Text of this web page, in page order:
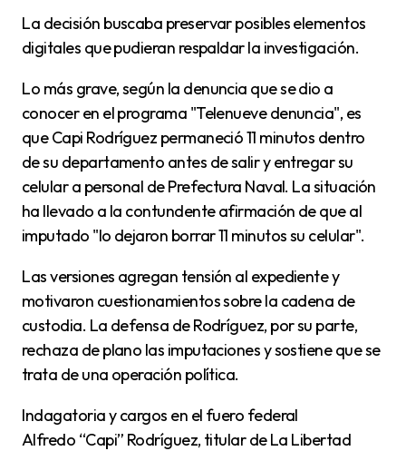
La decisión buscaba preservar posibles elementos
digitales que pudieran respaldar la investigación.
Lo más grave, según la denuncia que se dio a
conocer en el programa "Telenueve denuncia", es
que Capi Rodríguez permaneció 11 minutos dentro
de su departamento antes de salir y entregar su
celular a personal de Prefectura Naval. La situación
ha llevado a la contundente afirmación de que al
imputado "lo dejaron borrar 11 minutos su celular".
Las versiones agregan tensión al expediente y
motivaron cuestionamientos sobre la cadena de
custodia. La defensa de Rodríguez, por su parte,
rechaza de plano las imputaciones y sostiene que se
trata de una operación política.
Indagatoria y cargos en el fuero federal
Alfredo “Capi” Rodríguez, titular de La Libertad